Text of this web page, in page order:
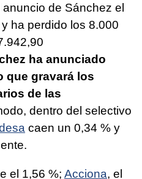
de Sánchez el
ha perdido los 8.000
ha anunciado
que gravará los
de las
dentro del selectivo
caen un 0,34 % y
el 1,56 %; Acciona, el